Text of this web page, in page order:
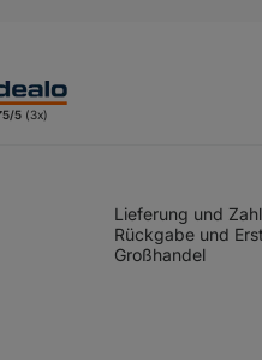
5/5 (3x)
Lieferung und
Rückgabe und
Großhandel